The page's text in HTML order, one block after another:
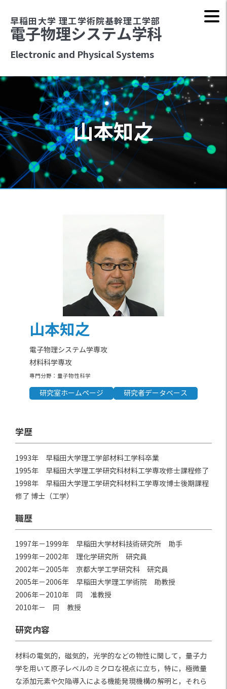
早稲田大学 理工学術院基幹理工学部
電子物理システム学科
Electronic and Physical Systems
山本知之
山本知之
電子物理システム学専攻
材料科学専攻
専門分野：量子物性科学
研究室ホームページ 研究者データベース
学歴
1993年 早稲田大学理工学部材料工学科卒業
1995年 早稲田大学理工学研究科材料工学専攻修士課程修了
1998年 早稲田大学理工学研究科材料工学専攻博士後期課程
修了 博士（工学）
職歴
1997年－1999年 早稲田大学材料技術研究所 助手
1999年－2002年 理化学研究所 研究員
2002年－2005年 京都大学工学研究科 研究員
2005年－2006年 早稲田大学理工学術院 助教授
2006年－2010年 同 准教授
2010年－ 同 教授
研究内容
材料の電気的，磁気的，光学的などの物性に関して，量子力
学を用いて原子レベルのミクロな視点に立ち，特に，極微量
な添加元素や欠陥導入による機能発現機構の解明と，それら